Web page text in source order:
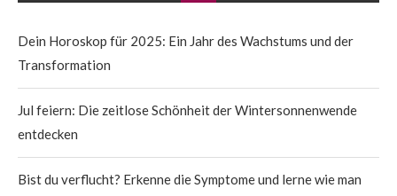
Dein Horoskop für 2025: Ein Jahr des Wachstums und der
Transformation
Jul feiern: Die zeitlose Schönheit der Wintersonnenwende
entdecken
Bist du verflucht? Erkenne die Symptome und lerne wie man